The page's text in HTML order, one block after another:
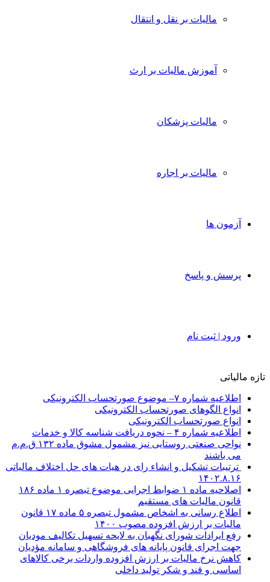
مالیات بر نقل و انتقال
آموزش مالیات بر ارث
مالیات پزشکان
مالیات بر اجاره
آزمون ها
پرسش و پاسخ
ورود | ثبت نام
تازه مالیاتی
اطلاعیه شماره ۷– موضوع صورتحساب الکترونیکی
انواع الگوهای صورتحساب الکترونیکی
انواع صورتحساب الکترونیکی
اطلاعیه شماره ۴ – نحوه دریافت شناسه کالا و خدمات
نواحی صنعتی روستایی نیز مشمول مشوق ماده ۱۳۲ ق.م.م
می باشند
ترتیبات تشکیل و انشاء رای در هیات های حل اختلاف مالیاتی
۱۴۰۲.۸.۱۶
اصلاحیه ماده ۱ ضوابط اجرایی موضوع تبصره ۱ ماده ۱۸۶
قانون مالیات های مستقیم
اطلاع رسانی به اشخاص مشمول تبصره ۵ ماده ۱۷ قانون
مالیات بر ارزش افزوده مصوب ۱۴۰۰
رفع ایرادات شورای نگهبان به لایحه تسهیل تکالیف مودیان
جهت اجرای قانون پایانه های فروشگاهی و سامانه مؤدیان
کاهش نرخ مالیات بر ارزش افزوده واردات برخی کالاهای
اساسی و قند و شکر تولید داخلی